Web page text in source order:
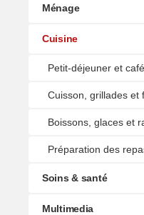
Ménage
Cuisine
Petit-déjeuner et café
Cuisson, grillades et
Boissons, glaces et
Préparation des
Soins & santé
Multimedia